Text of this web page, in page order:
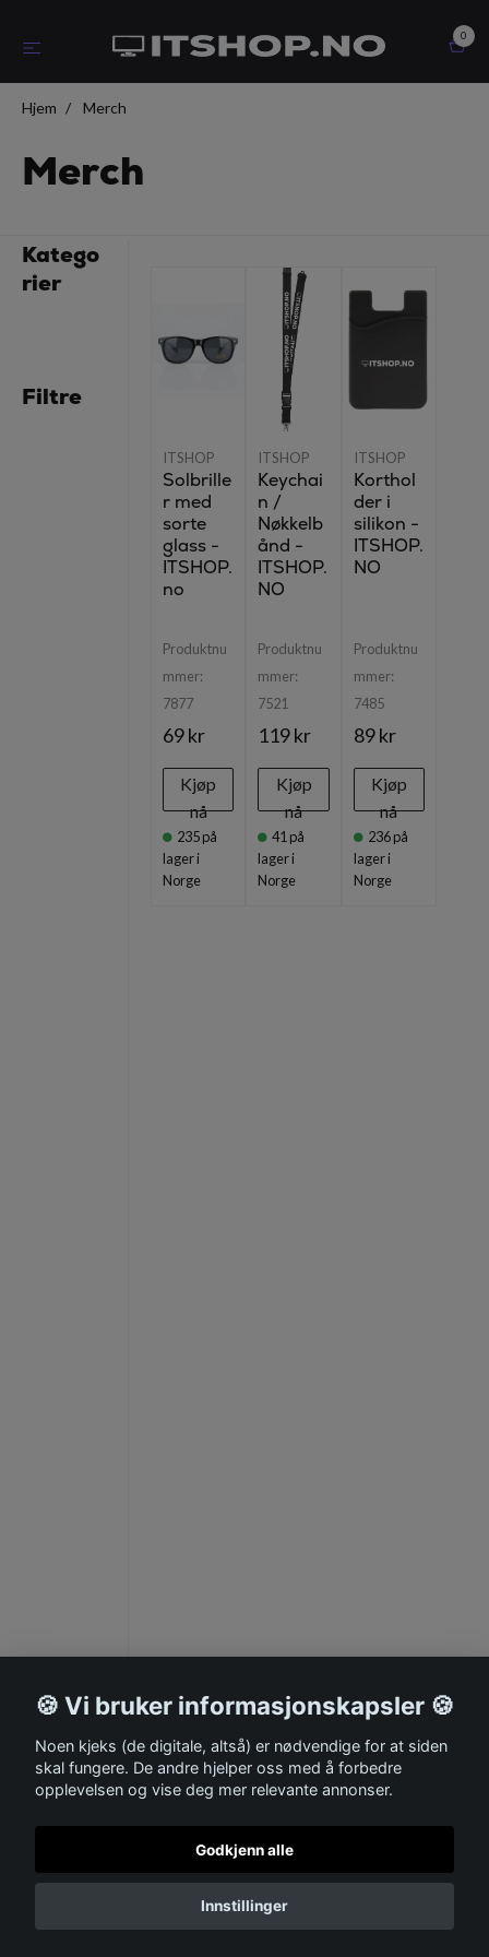
0
Hjem Merch
Merch
Katego
rier
Filtre
ITSHOP
Solbrille
r med
sorte
glass -
ITSHOP.
no
Produktnu
mmer:
7877
69 kr
Kjøp
nå
235på
lager i
Norge
ITSHOP
Keychai
n /
Nøkkelb
ånd -
ITSHOP.
NO
Produktnu
mmer:
7521
119 kr
Kjøp
nå
41 på
lager i
Norge
ITSHOP
Korthol
der i
silikon -
ITSHOP.
NO
Produktnu
mmer:
7485
89 kr
Kjøp
nå
236 på
lager i
Norge
🍪 Vi bruker informasjonskapsler 🍪
Noen kjeks (de digitale, altså) er nødvendige for at siden
skal fungere. De andre hjelper oss med å forbedre
opplevelsen og vise deg mer relevante annonser.
Godkjenn alle
Innstillinger